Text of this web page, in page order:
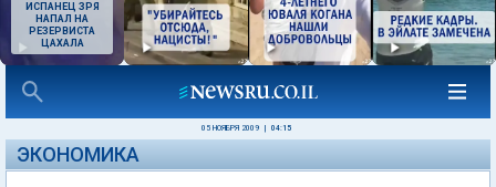
ИСПАНЕЦ ЗРЯ
НАПАЛ НА
РЕЗЕРВИСТА
ЦАХАЛА
05 НОЯБРЯ 2009 04:15
ЭКОНОМИКА